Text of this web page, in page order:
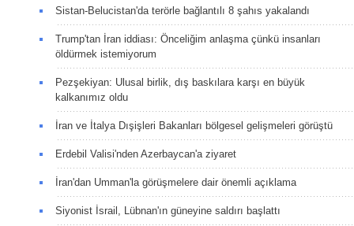
Sistan-Belucistan'da terörle bağlantılı 8 şahıs yakalandı
Trump'tan İran iddiası: Önceliğim anlaşma çünkü insanları
öldürmek istemiyorum
Pezşekiyan: Ulusal birlik, dış baskılara karşı en büyük
kalkanımız oldu
İran ve İtalya Dışişleri Bakanları bölgesel gelişmeleri görüştü
Erdebil Valisi'nden Azerbaycan'a ziyaret
İran'dan Umman'la görüşmelere dair önemli açıklama
Siyonist İsrail, Lübnan'ın güneyine saldırı başlattı